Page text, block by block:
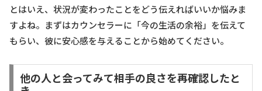
とはいえ、状況が変わったことをどう伝えればいいか悩みま
すよね。まずはカウンセラーに「今の生活の余裕」を伝えて
もらい、彼に安心感を与えることから始めてください。
他の人と会ってみて相手の良さを再確認したと